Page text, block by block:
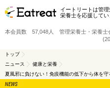
イートリートは管
栄養士を応援してい
本会員数 57,048人 管理栄養士・栄養士
トップ
ニュース
健康と栄養
NEWS